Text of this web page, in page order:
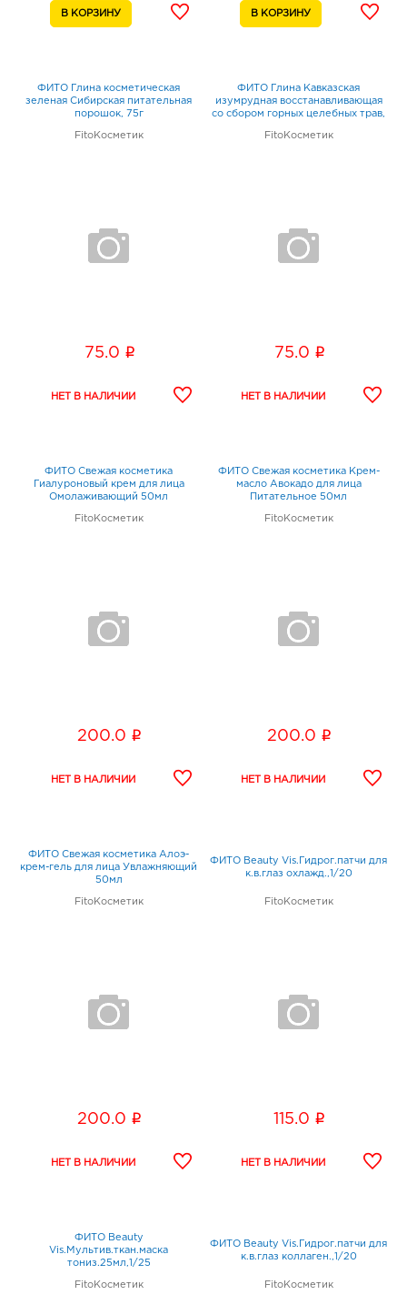
ФИТО Глина косметическая
зеленая Сибирская питательная
порошок, 75г
FitoКосметик
75.0 i
ФИТО Глина Кавказская
изумрудная восстанавливающая
со сбором горных целебных трав,
FitoКосметик
75.0 i
ФИТО Свежая косметика
Гиалуроновый крем для лица
Омолаживающий 50мл
FitoКосметик
200.0 i
ФИТО Свежая косметика Крем-
масло Авокадо для лица
Питательное 50мл
FitoКосметик
200.0 i
ФИТО Свежая косметика Алоэ-
крем-гель для лица Увлажняющий
50мл
FitoКосметик
200.0 i
ФИТО Beauty Vis.Гидрог.патчи для
к.в.глаз охлажд.,1/20
FitoКосметик
115.0 i
ФИТО Beauty
Vis.Мультив.ткан.маска
тониз.25мл,1/25
FitoКосметик
ФИТО Beauty Vis.Гидрог.патчи для
к.в.глаз коллаген.,1/20
FitoКосметик